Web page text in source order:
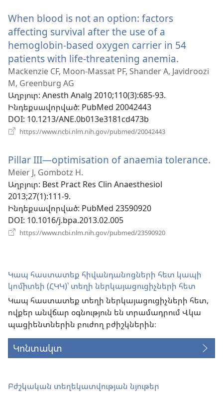
պատուհան)
When blood is not an option: factors
affecting survival after the use of a
hemoglobin-based oxygen carrier in 54
patients with life-threatening anemia.
է
Mackenzie CF, Moon-Massat PF, Shander A, Javidroozi
M, Greenburg AG
Աղբյուր‎: Anesth Analg 2010;110(3):685-93.
Ինդեքսավորված‎: PubMed 20042443
DOI‎: 10.1213/ANE.0b013e3181cd473b
https://www.ncbi.nlm.nih.gov/pubmed/20042443
պատուհան)
Pillar III—optimisation of anaemia tolerance.
Meier J, Gombotz H.
Աղբյուր‎: Best Pract Res Clin Anaesthesiol
2013;27(1):111-9.
Ինդեքսավորված‎: PubMed 23590920
DOI‎: 10.1016/j.bpa.2013.02.005
https://www.ncbi.nlm.nih.gov/pubmed/23590920
Կապ հաստատեք հիվանդանոցների հետ կապի
կոմիտեի (ՀԿԿ)՝ տեղի ներկայացուցիչների հետ
Կապ հաստատեք տեղի ներկայացուցիչների հետ,
ովքեր անվճար օգնություն են տրամադրում Վկա
պացիենտներին բուժող բժիշկներին։
Կոնտակտ
Բժշկական տեղեկատվության նյութեր